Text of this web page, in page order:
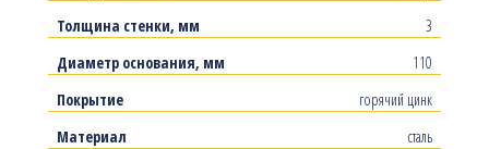
Толщина стенки, мм
3
Диаметр основания, мм
110
Покрытие
горячий цинк
Материал
сталь